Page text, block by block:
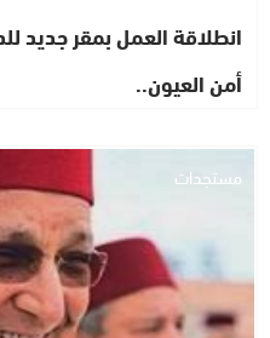
انطلاقة العمل بمقر جديد
أمن العيون..
مستجدات